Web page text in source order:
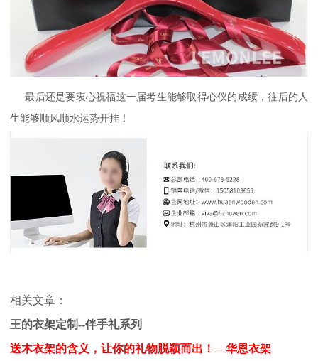
最后还是要衷心祝福这一届考生能够取得心仪的成绩，往后的人
生能够顺风顺水运势开挂！
相关文章：
王的衣架定制--伴手礼系列
送木衣架的含义，让你的礼物脱颖而出！—华恩衣架